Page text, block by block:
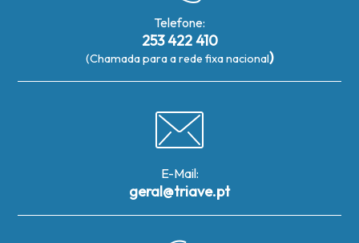
Telefone:
253 422 410
(Chamada para a rede fixa nacional)
E-Mail:
geral@triave.pt